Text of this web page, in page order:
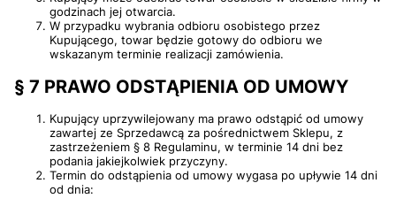
godzinach jej otwarcia.
W przypadku wybrania odbioru osobistego przez
Kupującego, towar będzie gotowy do odbioru we
wskazanym terminie realizacji zamówienia.
§ 7 PRAWO ODSTĄPIENIA OD UMOWY
Kupujący uprzywilejowany ma prawo odstąpić od umowy
zawartej ze Sprzedawcą za pośrednictwem Sklepu, z
zastrzeżeniem § 8 Regulaminu, w terminie 14 dni bez
podania jakiejkolwiek przyczyny.
Termin do odstąpienia od umowy wygasa po upływie 14 dni
od dnia: